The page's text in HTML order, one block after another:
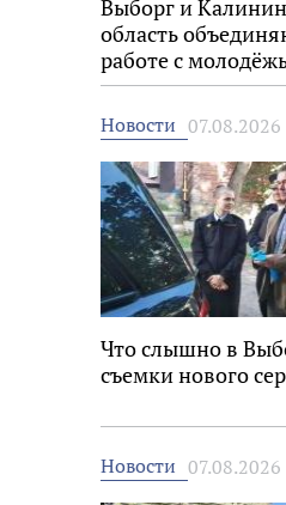
Выборг и
область
работе с
Новости
Что слышно в
съемки нового
Новости